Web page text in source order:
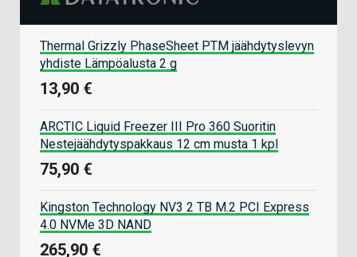
Thermal Grizzly PhaseSheet PTM jäähdytyslevyn
yhdiste Lämpöalusta 2 g
13,90 €
ARCTIC Liquid Freezer III Pro 360 Suoritin
Nestejäähdytyspakkaus 12 cm musta 1 kpl
75,90 €
Kingston Technology NV3 2 TB M.2 PCI Express
4.0 NVMe 3D NAND
265,90 €